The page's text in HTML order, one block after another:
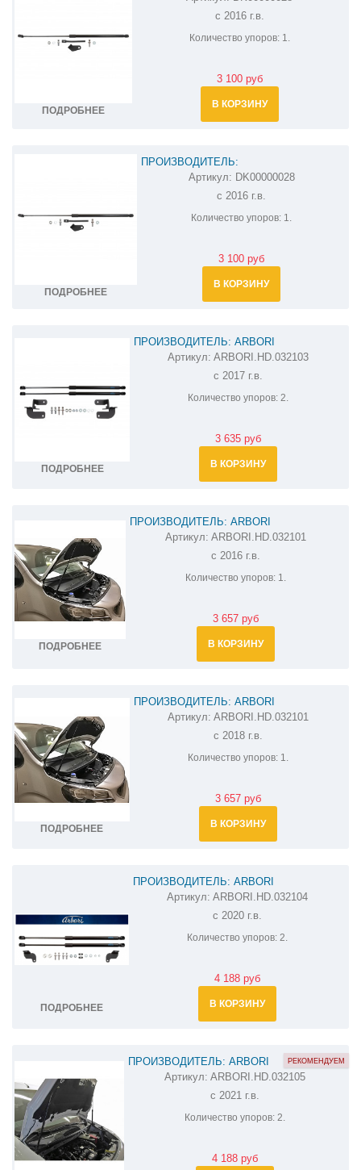
ПОДРОБНЕЕ
PEUGEOT TRAVELLER DK00000028
с 2016 г.в.
Количество упоров:1.
3 100 руб
В КОРЗИНУ
ПОДРОБНЕЕ
ПРОИЗВОДИТЕЛЬ:
АМОРТИЗАТОР (УПОР) КАПОТА НА
PEUGEOT EXPERT DK00000028
Артикул: DK00000028
с 2016 г.в.
Количество упоров: 1.
3 100 руб
В КОРЗИНУ
ПОДРОБНЕЕ
ПРОИЗВОДИТЕЛЬ: ARBORI
АМОРТИЗАТОРЫ (УПОРЫ) КАПОТА НА
PEUGEOT 408 ARBORI.HD.032103
Артикул: ARBORI.HD.032103
с 2017 г.в.
Количество упоров: 2.
3 635 руб
В КОРЗИНУ
ПОДРОБНЕЕ
ПРОИЗВОДИТЕЛЬ: ARBORI
АМОРТИЗАТОР (УПОР) КАПОТА НА PEUGEOT
TRAVELLER ARBORI.HD.032101
Артикул: ARBORI.HD.032101
с 2016 г.в.
Количество упоров: 1.
3 657 руб
В КОРЗИНУ
ПОДРОБНЕЕ
ПРОИЗВОДИТЕЛЬ: ARBORI
АМОРТИЗАТОР (УПОР) КАПОТА НА
PEUGEOT EXPERT ARBORI.HD.032101
Артикул: ARBORI.HD.032101
с 2018 г.в.
Количество упоров:1.
3 657 руб
В КОРЗИНУ
ПОДРОБНЕЕ
ПРОИЗВОДИТЕЛЬ: ARBORI
АМОРТИЗАТОРЫ (УПОРЫ) КАПОТА НА
PEUGEOT 2008 ARBORI.HD.032104
Артикул: ARBORI.HD.032104
с 2020 г.в.
Количество упоров: 2.
4 188 руб
В КОРЗИНУ
ПРОИЗВОДИТЕЛЬ: ARBORI
АМОРТИЗАТОРЫ (УПОРЫ) КАПОТА НА
PEUGEOT PARTNER ARBORI.HD.032105
Артикул: ARBORI.HD.032105
с 2021 г.в.
Количество упоров: 2.
РЕКОМЕНДУЕМ
4 188 руб